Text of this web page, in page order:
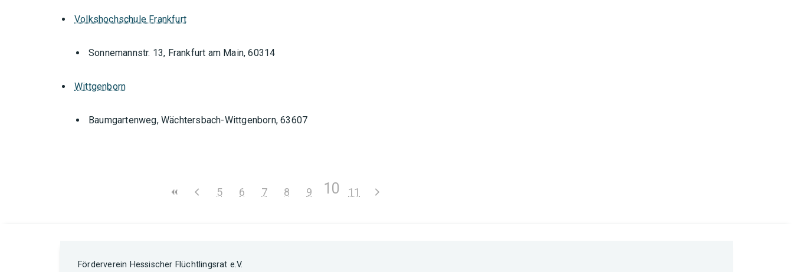
Volkshochschule Frankfurt
Sonnemannstr. 13, Frankfurt am Main, 60314
Wittgenborn
Baumgartenweg, Wächtersbach-Wittgenborn, 63607
5 6 7 8 9 10 11
Förderverein Hessischer Flüchtlingsrat e.V.